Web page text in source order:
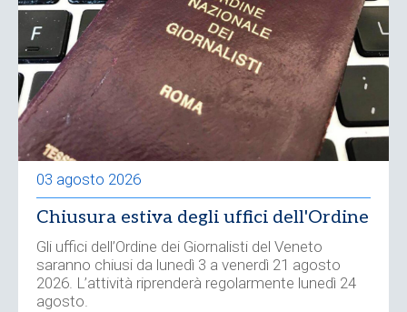
03 agosto 2026
Chiusura estiva degli uffici dell'Ordine
Gli uffici dell’Ordine dei Giornalisti del Veneto
saranno chiusi da lunedì 3 a venerdì 21 agosto
2026. L’attività riprenderà regolarmente lunedì 24
agosto.